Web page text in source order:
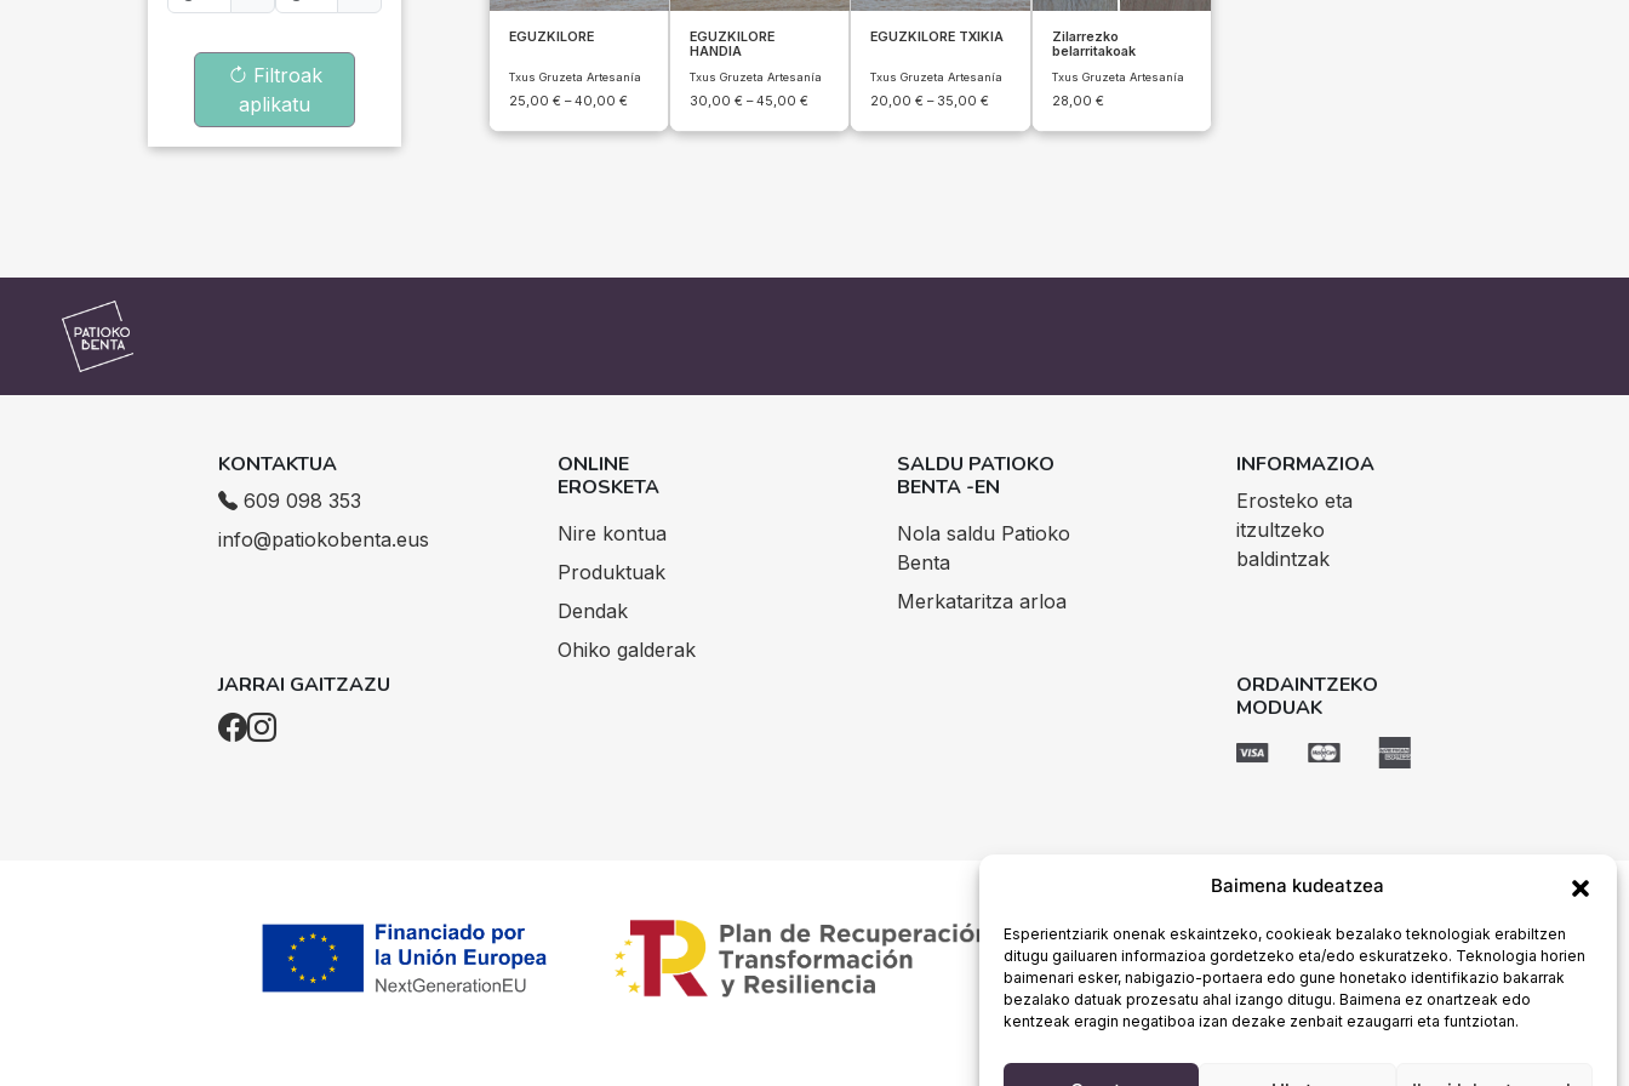
Baimena kudeatzea
Esperientziarik onenak eskaintzeko, cookieak bezalako teknologiak erabiltzen
ditugu gailuaren informazioa gordetzeko eta/edo eskuratzeko. Teknologia horien
baimenari esker, nabigazio-portaera edo gune honetako identifikazio bakarrak
bezalako datuak prozesatu ahal izango ditugu. Baimena ez onartzeak edo
kentzeak eragin negatiboa izan dezake zenbait ezaugarri eta funtziotan.
Filtroak
aplikatu
EGUZKILORE
Txus Gruzeta Artesanía
25,00 € –40,00 €
EGUZKILORE
HANDIA
Txus Gruzeta Artesanía
30,00€ –45,00€
EGUZKILORE TXIKIA
Txus Gruzeta Artesanía
20,00€ – 35,00€
Zilarrezko
belarritakoak
Txus Gruzeta Artesanía
28,00 €
KONTAKTUA
609 098 353
info@patiokobenta.eus
ONLINE
EROSKETA
Nire kontua
Produktuak
Dendak
Ohiko galderak
SALDU PATIOKO
BENTA -EN
Nola saldu Patioko
Benta
Merkataritza arloa
INFORMAZIOA
Erosteko eta
itzultzeko
baldintzak
JARRAI GAITZAZU
ORDAINTZEKO
MODUAK